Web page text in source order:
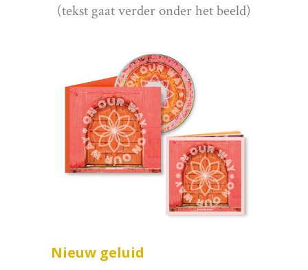
(tekst gaat verder onder het beeld)
Nieuw geluid